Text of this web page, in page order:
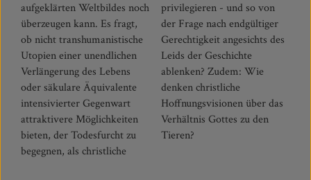
aufgeklärten Weltbildes noch
überzeugen kann. Es fragt,
ob nicht transhumanistische
Utopien einer unendlichen
Verlängerung des Lebens
oder säkulare Äquivalente
intensivierter Gegenwart
attraktivere Möglichkeiten
bieten, der Todesfurcht zu
begegnen, als christliche
privilegieren - und so von
der Frage nach endgültiger
Gerechtigkeit angesichts des
Leids der Geschichte
ablenken? Zudem: Wie
denken christliche
Hoffnungsvisionen über das
Verhältnis Gottes zu den
Tieren?